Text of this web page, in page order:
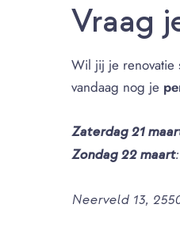
Vraag
Wil jij je renovatie
vandaag nog je
Zaterdag 21
Zondag 22 maart
Neerveld 13,